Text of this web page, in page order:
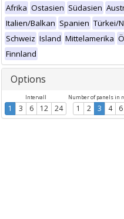
Afrika Ostasien Südasien
Italien/Balkan Spanien Türkei/
Schweiz Island Mittelamerika
Finnland
Options
Intervall
1 3 6 12 24
Number of panels in
1 2 3 4 6